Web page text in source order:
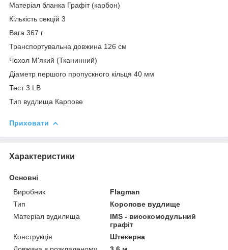
Матеріал бланка Графіт (карбон)
Кількість секцій 3
Вага 367 г
Транспортувальна довжина 126 см
Чохол М'який (Тканинний)
Діаметр першого пропускного кільця 40 мм
Тест 3 LB
Тип вудлища Карпове
Приховати
Характеристики
Основні
Виробник
Flagman
Тип
Коропове вудлище
Матеріал вудилища
IMS - високомодульний
графіт
Конструкція
Штекерна